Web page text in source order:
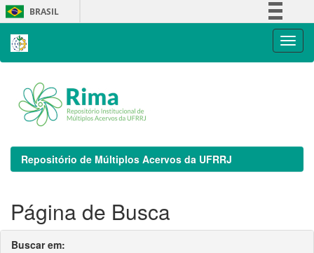
Skip
navigation
BRASIL
Repositório de Múltiplos Acervos da UFRRJ
Página de Busca
Buscar em: